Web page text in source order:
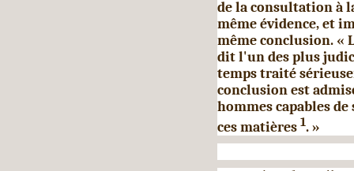
de la consultation à
même évidence, et
même conclusion. «
dit l'un des plus
temps traité
conclusion est
hommes capables
ces matières 1. »